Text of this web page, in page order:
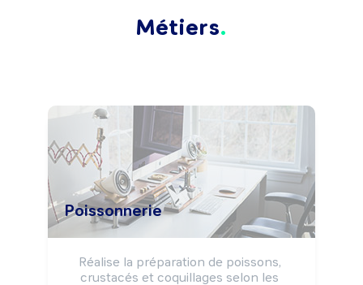
Métiers
Poissonnerie
Réalise la préparation de poissons,
crustacés et coquillages selon les